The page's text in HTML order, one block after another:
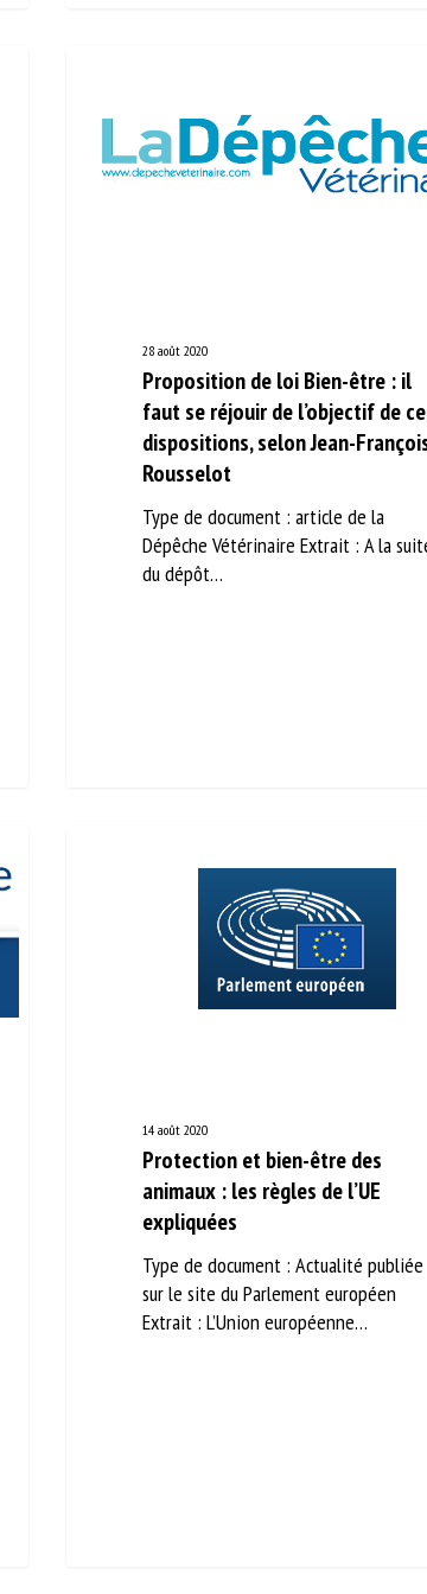
28 août 2020
Proposition de loi Bien-être : il
faut se réjouir de l’objectif de
ces dispositions, selon Jean-
François Rousselot
Type de document : article de la
Dépêche Vétérinaire Extrait : A la suite
du dépôt…
14 août 2020
Protection et bien-être des
animaux : les règles de l’UE
expliquées
Type de document : Actualité publiée
sur le site du Parlement européen
Extrait : L’Union européenne…